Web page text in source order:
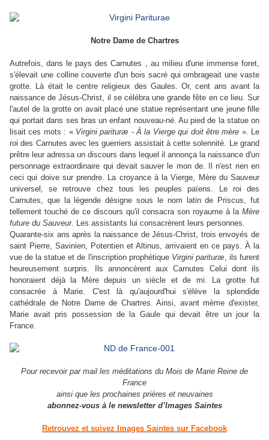
Notre Dame de Chartres
Autrefois, dans le pays des Carnutes , au milieu d'une immense foret,
s'élevait une colline couverte d'un bois sacré qui ombrageait une vaste
grotte. Là était le centre religieux des Gaules. Or, cent ans avant la
naissance de Jésus-Christ, il se célébra une grande fête en ce lieu. Sur
l'autel de la grotte on avait placé une statue représentant une jeune fille
qui portait dans ses bras un enfant nouveau-né. Au pied de la statue on
lisait ces mots : « Virgini parituræ -À la Vierge qui doit être mère ». Le
roi des Carnutes avec les guerriers assistait à cette solennité. Le grand
prêtre leur adressa un discours dans lequel il annonça la naissance d'un
personnage extraordinaire qui devait sauver le mon de. Il n'est rien en
ceci qui doive sur prendre. La croyance à la Vierge, Mère du Sauveur
universel, se retrouve chez tous les peuples païens. Le roi des
Carnutes, que la légende désigne sous le nom latin de Priscus, fut
tellement touché de ce discours qu'il consacra son royaume à la Mère
future du Sauveur. Les assistants lui consacrèrent leurs personnes.
Quarante-six ans après la naissance de Jésus-Christ, trois envoyés de
saint Pierre, Savinien, Potentien et Altinus, arrivaient en ce pays. À la
vue de la statue et de l'inscription prophétique Virgini parituræ, ils furent
heureusement surpris. Ils annoncèrent aux Carnutes Celui dont ils
honoraient déjà la Mère depuis un siècle et de mi. La grotte fut
consacrée à Marie. C'est là qu'aujourd'hui s'élève la splendide
cathédrale de Notre Dame de Chartres. Ainsi, avant mème d'exister,
Marie avait pris possession de la Gaule qui devait être un jour la
France.
Pour recevoir par mail les méditations du Mois de Marie Reine de
France
ainsi que les prochaines prières et neuvaines
abonnez-vous à le newsletter d’Images Saintes
Retrouvez et suivez Images Saintes sur Facebook